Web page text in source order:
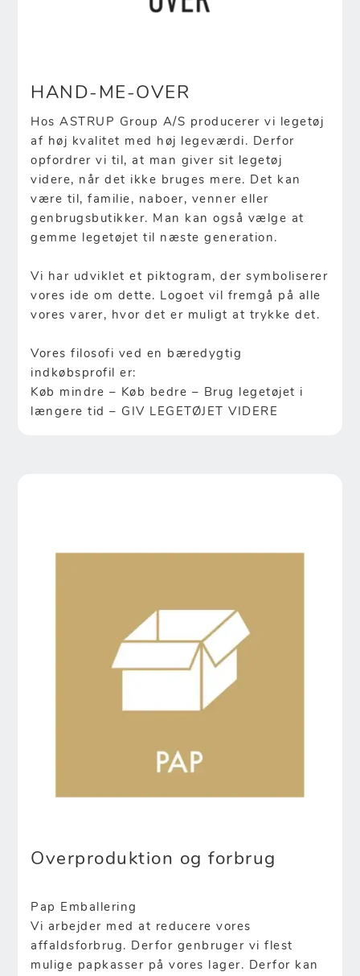
HAND-ME-OVER
Hos ASTRUP Group A/S producerer vi legetøj
af høj kvalitet med høj legeværdi. Derfor
opfordrer vi til, at man giver sit legetøj
videre, når det ikke bruges mere. Det kan
være til, familie, naboer, venner eller
genbrugsbutikker. Man kan også vælge at
gemme legetøjet til næste generation.
Vi har udviklet et piktogram, der symboliserer
vores ide om dette. Logoet vil fremgå på alle
vores varer, hvor det er muligt at trykke det.
Vores filosofi ved en bæredygtig
indkøbsprofil er:
Køb mindre – Køb bedre – Brug legetøjet i
længere tid – GIV LEGETØJET VIDERE
Overproduktion og forbrug
Pap Emballering
Vi arbejder med at reducere vores
affaldsforbrug. Derfor genbruger vi flest
mulige papkasser på vores lager. Derfor kan